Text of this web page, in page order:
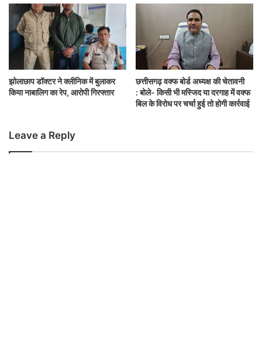
झोलाछाप डॉक्टर ने क्लीनिक में बुलाकर
किया नाबालिग का रेप, आरोपी गिरफ्तार
छत्तीसगढ़ वक्फ बोर्ड अध्यक्ष की चेतावनी
: बोले- किसी भी मस्जिद या दरगाह में वक्फ
बिल के विरोध पर चर्चा हुई तो होगी कार्रवाई
Leave a Reply